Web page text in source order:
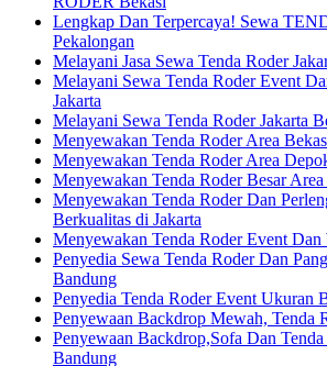
Lengkap Dan Terpercaya! Sewa
Pekalongan
Melayani Jasa Sewa Tenda Roder
Melayani Sewa Tenda Roder Event
Jakarta
Melayani Sewa Tenda Roder Jakarta
Menyewakan Tenda Roder Area
Menyewakan Tenda Roder Area
Menyewakan Tenda Roder Besar
Menyewakan Tenda Roder Dan
Berkualitas di Jakarta
Menyewakan Tenda Roder Event
Penyedia Sewa Tenda Roder Dan
Bandung
Penyedia Tenda Roder Event Ukuran
Penyewaan Backdrop Mewah, Tenda
Penyewaan Backdrop,Sofa Dan
Bandung